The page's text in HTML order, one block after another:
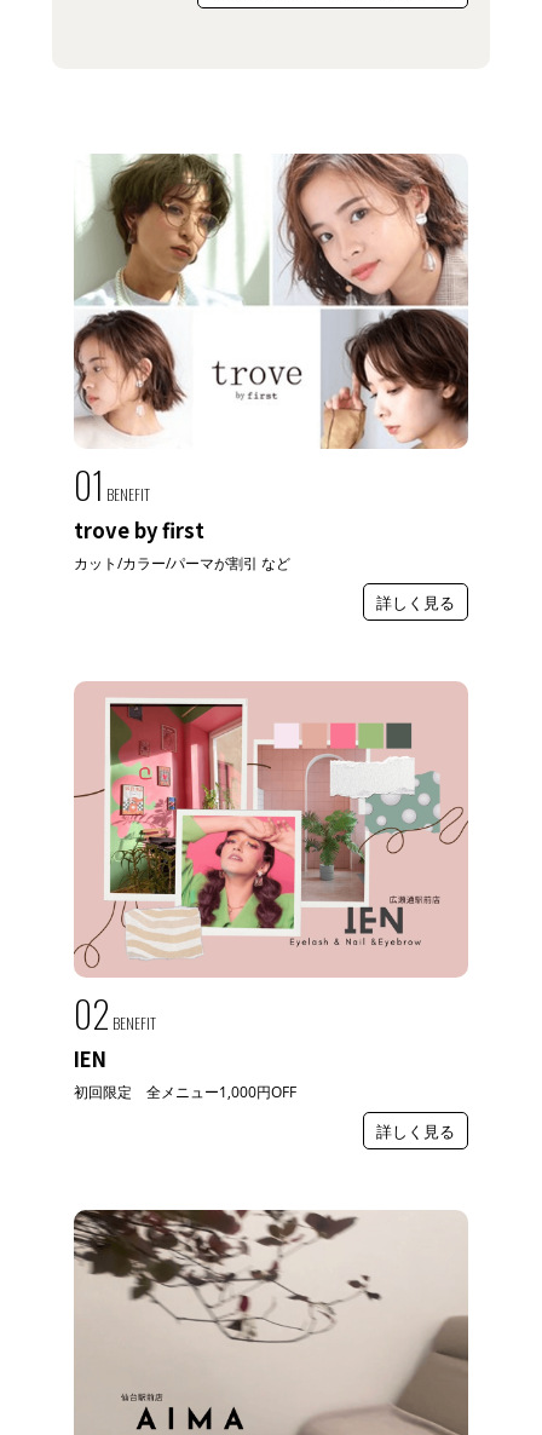
01 BENEFIT
trove by first
カット/カラー/パーマが割引 など
詳しく見る
02 BENEFIT
IEN
初回限定 全メニュー1,000円OFF
詳しく見る